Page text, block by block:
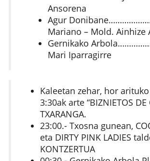
Ansorena
Agur
Mariano – Mold. Ainhize
Gernikako
Mari Iparragirre
Kaleetan zehar, hor
3:30ak arte “BIZNIETOS DE
TXARANGA.
23:00.- Txosna gunean,
eta DIRTY PINK LADIES
KONTZERTUA